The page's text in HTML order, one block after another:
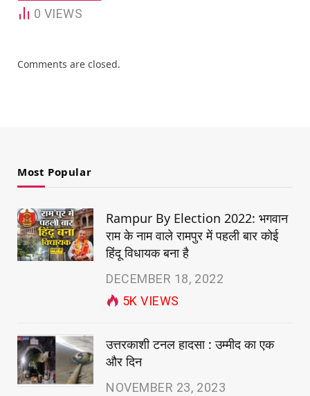
0 VIEWS
Comments are closed.
Most Popular
Rampur By Election 2022: भगवान
राम के नाम वाले रामपुर में पहली बार कोई
हिंदू विधायक बना है
DECEMBER 18, 2022
5KVIEWS
उत्तरकाशी टनल हादसा : उम्मीद का एक
और दिन
NOVEMBER 23, 2023